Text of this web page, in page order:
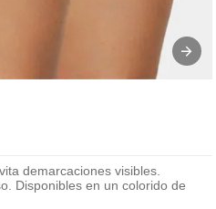
demarcaciones visibles.
Disponibles en un colorido de
Cubre Pezón Levanta
Busto Reutilizable